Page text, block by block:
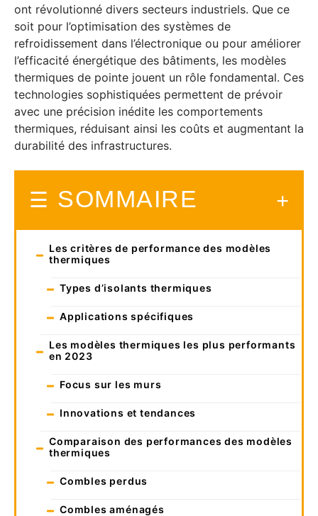
ont révolutionné divers secteurs industriels. Que ce
soit pour l’optimisation des systèmes de
refroidissement dans l’électronique ou pour améliorer
l’efficacité énergétique des bâtiments, les modèles
thermiques de pointe jouent un rôle fondamental. Ces
technologies sophistiquées permettent de prévoir
avec une précision inédite les comportements
thermiques, réduisant ainsi les coûts et augmentant la
durabilité des infrastructures.
SOMMAIRE
Les critères de performance des modèles
thermiques
Types d’isolants thermiques
Applications spécifiques
Les modèles thermiques les plus performants
en 2023
Focus sur les murs
Innovations et tendances
Comparaison des performances des modèles
thermiques
Combles perdus
Combles aménagés